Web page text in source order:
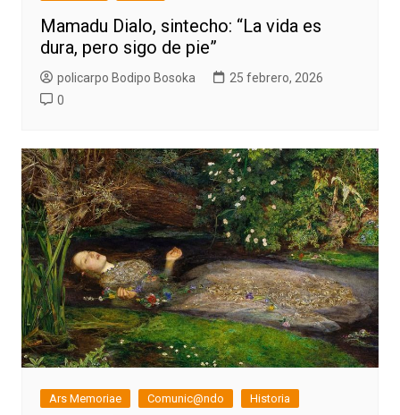
Mamadu Dialo, sintecho: “La vida es
dura, pero sigo de pie”
policarpo Bodipo Bosoka
25 febrero, 2026
0
Ars Memoriae Comunic@ndo
Historia